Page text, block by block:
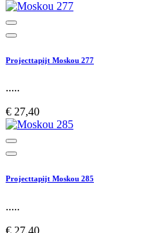
Projecttapijt Moskou 277
.....
€ 27,40
Projecttapijt Moskou 285
.....